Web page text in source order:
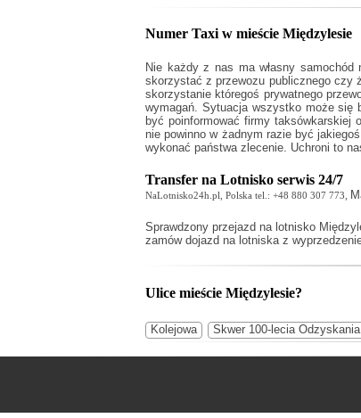
Numer Taxi w mieście Międzylesie
Nie każdy z nas ma własny
skorzystać z przewozu publicznego
skorzystanie któregoś prywatnego
wymagań. Sytuacja wszystko może się
być poinformować firmy taksówkarskiej
nie powinno w żadnym razie być
wykonać państwa zlecenie. Uchroni to
Transfer na Lotnisko serwis 24/7
NaLotnisko24h.pl, Polska tel.: +48 880 307 773,
Sprawdzony przejazd na lotnisko
zamów dojazd na lotniska z
Ulice mieście Międzylesie?
Kolejowa Skwer 100-lecia Odzyskania